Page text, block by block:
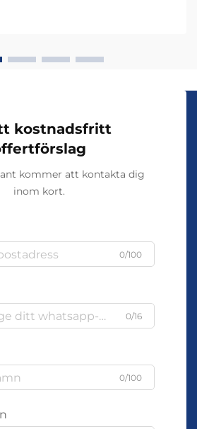
Att förstå vad som gör ett
kostnadsfritt
kommer att kontakta dig
inom kort.
0/100
0/16
0/100